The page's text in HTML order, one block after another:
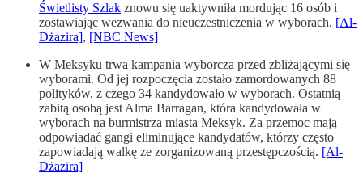
Świetlisty Szlak znowu się uaktywniła mordując 16 osób i
zostawiając wezwania do nieuczestniczenia w wyborach. [Al-
Dżazira], [NBC News]
W Meksyku trwa kampania wyborcza przed zbliżającymi się
wyborami. Od jej rozpoczęcia zostało zamordowanych 88
polityków, z czego 34 kandydowało w wyborach. Ostatnią
zabitą osobą jest Alma Barragan, która kandydowała w
wyborach na burmistrza miasta Meksyk. Za przemoc mają
odpowiadać gangi eliminujące kandydatów, którzy często
zapowiadają walkę ze zorganizowaną przestępczością. [Al-
Dżazira]